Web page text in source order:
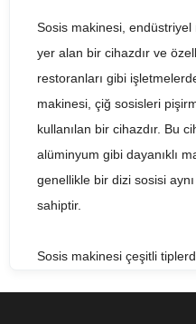
Sosis makinesi, endüstriyel
yer alan bir cihazdır ve
restoranları gibi
makinesi, çiğ sosisleri
kullanılan bir cihazdır. Bu
alüminyum gibi dayanıklı
genellikle bir dizi sosisi
sahiptir.
Sosis makinesi çeşitli